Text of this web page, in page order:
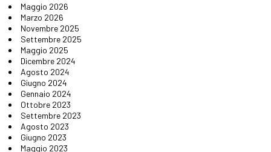
Maggio 2026
Marzo 2026
Novembre 2025
Settembre 2025
Maggio 2025
Dicembre 2024
Agosto 2024
Giugno 2024
Gennaio 2024
Ottobre 2023
Settembre 2023
Agosto 2023
Giugno 2023
Maggio 2023